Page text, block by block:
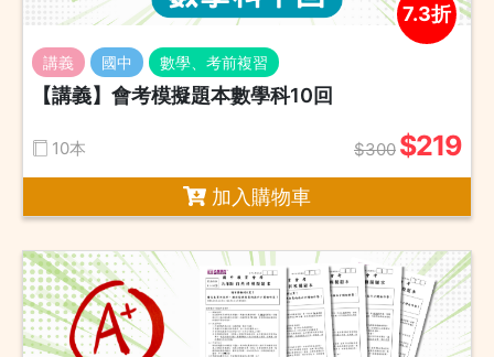
7.3折
講義 國中 數學、考前複習
【講義】會考模擬題本數學科10回
10本 $300 $219
加入購物車